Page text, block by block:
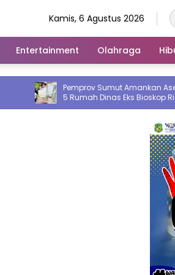
Kamis, 6 Agustus 2026
Entertainment Olahraga
Pemprov Sumut Amankan Aset di Binjai,
5 Rumah Dinas Eks Bioskop Ria
Dibongkar